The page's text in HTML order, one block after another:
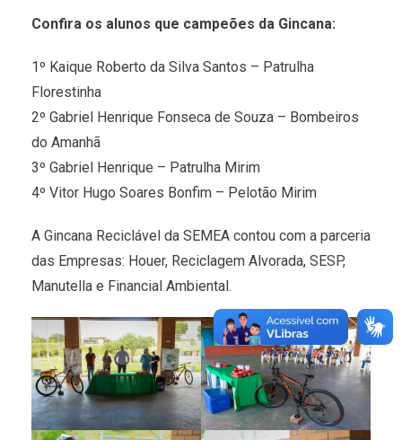
Confira os alunos que campeões da Gincana:
1º Kaique Roberto da Silva Santos – Patrulha
Florestinha
2º Gabriel Henrique Fonseca de Souza – Bombeiros
do Amanhã
3º Gabriel Henrique – Patrulha Mirim
4º Vitor Hugo Soares Bonfim – Pelotão Mirim
A Gincana Reciclável da SEMEA contou com a parceria
das Empresas: Houer, Reciclagem Alvorada, SESP,
Manutella e Financial Ambiental.